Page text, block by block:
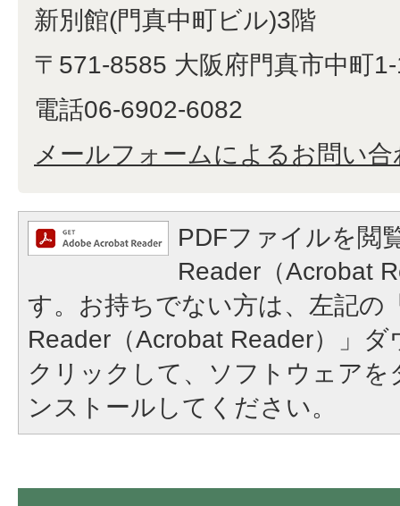
新別館(門真中町ビル)3階
〒571-8585 大阪府門真市中町
電話06-6902-6082
メールフォームによるお問い合
PDFファイルを閲
Reader（Acrobat
す。お持ちでない方は、左記の
Reader（Acrobat Reader）」
クリックして、ソフトウェア
ンストールしてください。